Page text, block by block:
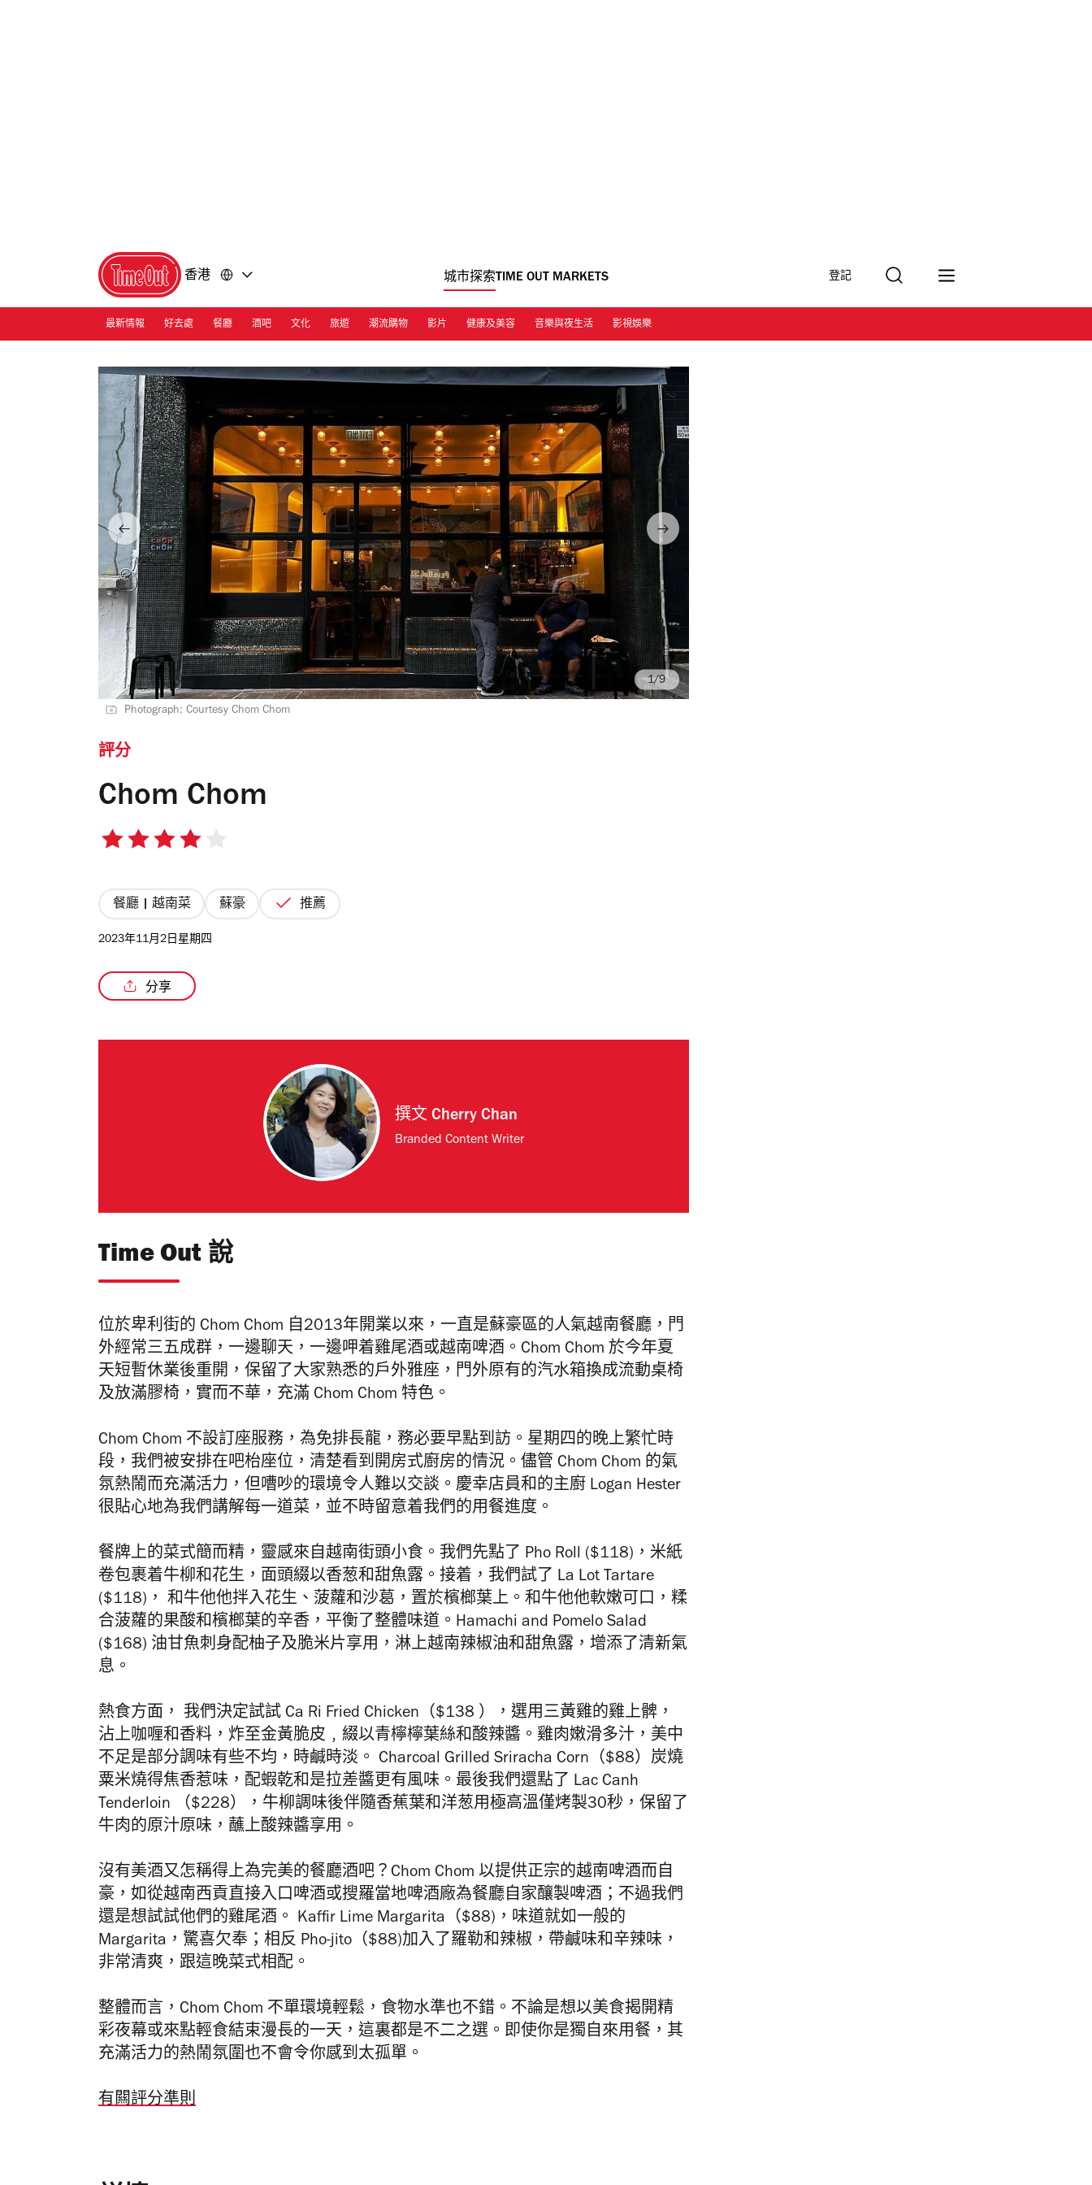
香港 城市探索TIME OUT MARKETS 登記
最新情報 好去處 餐廳 酒吧 文化 旅遊 潮流購物 影片 健康及美容 音樂與夜生活 影視娛樂
Photograph: Courtesy Chom Chom
/9
評分
Chom Chom
4/5
餐廳 | 越南菜 蘇豪 推薦
2023年11月2日星期四
分享
撰文 Cherry Chan
Branded Content Writer
Time Out 說
位於卑利街的 Chom Chom 自2013年開業以來，一直是蘇豪區的人氣越南餐廳，門
外經常三五成群，一邊聊天，一邊呷着雞尾酒或越南啤酒。Chom Chom 於今年夏
天短暫休業後重開，保留了大家熟悉的戶外雅座，門外原有的汽水箱換成流動桌椅
及放滿膠椅，實而不華，充滿 Chom Chom 特色。
Chom Chom 不設訂座服務，為免排長龍，務必要早點到訪。星期四的晚上繁忙時
段，我們被安排在吧枱座位，清楚看到開房式廚房的情況。儘管 Chom Chom 的氣
氛熱鬧而充滿活力，但嘈吵的環境令人難以交談。慶幸店員和的主廚 Logan Hester
很貼心地為我們講解每一道菜，並不時留意着我們的用餐進度。
餐牌上的菜式簡而精，靈感來自越南街頭小食。我們先點了 Pho Roll ($118) ， 米紙
卷包裹着牛柳和花生，面頭綴以香葱和甜魚露。接着，我們試了 La Lot Tartare
($118) ， 和牛他他拌入花生、菠蘿和沙葛，置於檳榔葉上。和牛他他軟嫩可口，糅
合菠蘿的果酸和檳榔葉的辛香，平衡了整體味道。Hamachi and Pomelo Salad
($168) 油甘魚刺身配柚子及脆米片享用，淋上越南辣椒油和甜魚露，增添了清新氣
息。
熱食方面， 我們決定試試 Ca Ri Fried Chicken（$138 ），選用三黃雞的雞上髀，
沾上咖喱和香料，炸至金黃脆皮﹐綴以青檸檸葉絲和酸辣醬。雞肉嫩滑多汁，美中
不足是部分調味有些不均，時鹹時淡。 Charcoal Grilled Sriracha Corn（$88）炭燒
粟米燒得焦香惹味，配蝦乾和是拉差醬更有風味。最後我們還點了 Lac Canh
Tenderloin （$228），牛柳調味後伴隨香蕉葉和洋葱用極高溫僅烤製30秒，保留了
牛肉的原汁原味，蘸上酸辣醬享用。
沒有美酒又怎稱得上為完美的餐廳酒吧？ Chom Chom 以提供正宗的越南啤酒而自
豪，如從越南西貢直接入口啤酒或搜羅當地啤酒廠為餐廳自家釀製啤酒；不過我們
還是想試試他們的雞尾酒。 Kaffir Lime Margarita（$88)，味道就如一般的
Margarita，驚喜欠奉；相反 Pho-jito（$88)加入了羅勒和辣椒，帶鹹味和辛辣味，
非常清爽，跟這晚菜式相配。
整體而言， Chom Chom 不單環境輕鬆，食物水準也不錯。不論是想以美食揭開精
彩夜幕或來點輕食結束漫長的一天，這裏都是不二之選。即使你是獨自來用餐，其
充滿活力的熱鬧氛圍也不會令你感到太孤單。
有闗評分準則